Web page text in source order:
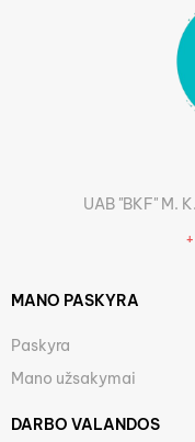
UAB "BKF" M.
MANO PASKYRA
Paskyra
Mano užsakymai
DARBO VALANDOS